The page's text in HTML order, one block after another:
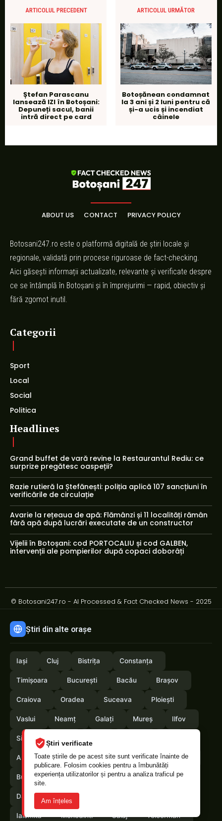
Știri verificate
Toate știrile de pe acest site sunt verificate înainte de
publicare. Folosim cookies pentru a îmbunătăți
experiența utilizatorilor și pentru a analiza traficul pe
site.
Am înțeles
ARTICOLUL PRECEDENT
Ștefan Parascanu
lansează IZI în Botoșani:
Depuneți sacul, banii
intră direct pe card
ARTICOLUL URMĂTOR
Botoșănean condamnat
la 3 ani și 2 luni pentru că
și-a ucis și incendiat
câinele
ABOUT US CONTACT PRIVACY POLICY
Botosani247.ro este o platformă digitală de știri locale și
regionale, validată prin procese riguroase de fact-checking.
Aici găsești informații actualizate, relevante și verificate despre
ce se întâmplă în Botoșani și în împrejurimi — rapid, obiectiv și
fără zgomot inutil.
Categorii
Sport
Local
Social
Politica
Headlines
Grand buffet de vară revine la Restaurantul Rediu: ce
surprize pregătesc oaspeții?
Razie rutieră la Ștefănești: poliția aplică 107 sancțiuni în
verificările de circulație
Avarie la rețeaua de apă: Flămânzi și 11 localități rămân
fără apă după lucrări executate de un constructor
Vijelii în Botoșani: cod PORTOCALIU și cod GALBEN,
intervenții ale pompierilor după copaci doborâți
© Botosani247.ro - AI Processed & Fact Checked News - 2025
Știri din alte orașe
Iași Cluj Bistrița Constanța
Timișoara București Bacău Brașov
Craiova Oradea Suceava Ploiești
Vaslui Neamț Galați Mureș Ilfov
Sibiu
Arges Maramures Vrancea Satumare
Buzau Braila Calarasi Caras-Severin
Dambovita Giurgiu
Ialomita Mehedinti Salaj Teleorman